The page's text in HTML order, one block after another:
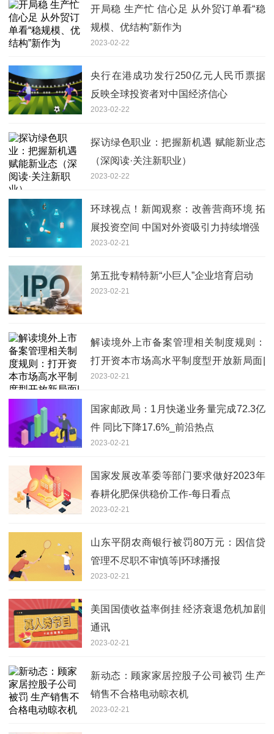
开局稳 生产忙 信心足 从外贸订单看“稳
规模、优结构”新作为
2023-02-22
央行在港成功发行250亿元人民币票据
反映全球投资者对中国经济信心
2023-02-22
探访绿色职业：把握新机遇 赋能新业态
（深阅读·关注新职业）
2023-02-22
环球视点！新闻观察：改善营商环境 拓
展投资空间 中国对外资吸引力持续增强
2023-02-21
第五批专精特新“小巨人”企业培育启动
2023-02-21
解读境外上市备案管理相关制度规则：
打开资本市场高水平制度型开放新局面|
天天速看
2023-02-21
国家邮政局：1月快递业务量完成72.3亿
件 同比下降17.6%_前沿热点
2023-02-21
国家发展改革委等部门要求做好2023年
春耕化肥保供稳价工作-每日看点
2023-02-21
山东平阴农商银行被罚80万元：因信贷
管理不尽职不审慎等|环球播报
2023-02-21
美国国债收益率倒挂 经济衰退危机加剧|
通讯
2023-02-21
新动态：顾家家居控股子公司被罚 生产
销售不合格电动晾衣机
2023-02-21